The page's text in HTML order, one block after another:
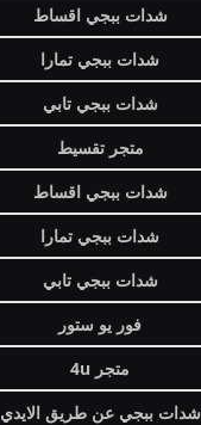
شدات ببجي اقساط
شدات ببجي تمارا
شدات ببجي تابي
متجر تقسيط
شدات ببجي اقساط
شدات ببجي تمارا
شدات ببجي تابي
فور يو ستور
متجر 4u
شدات ببجي عن طريق الايدي